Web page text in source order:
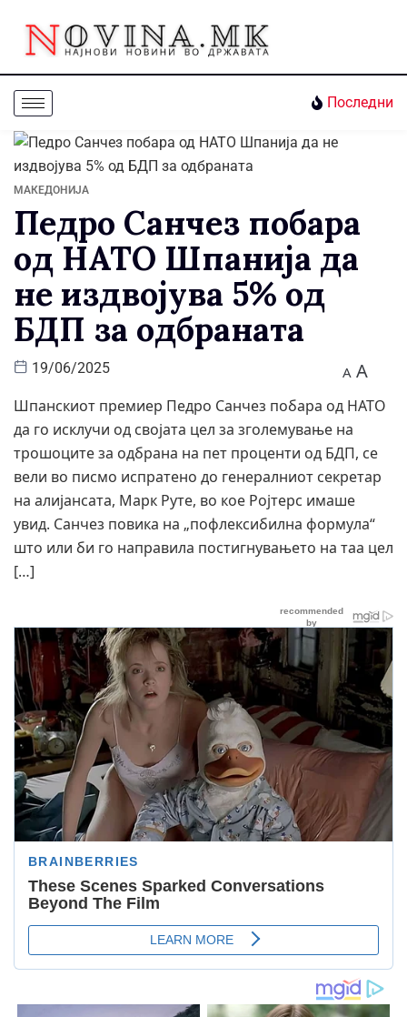
Последни
МАКЕДОНИЈА
Педро Санчез побара
од НАТО Шпанија да
не издвојува 5% од
БДП за одбраната
19/06/2025 A A
Шпанскиот премиер Педро Санчез побара од НАТО
да го исклучи од својата цел за зголемување на
трошоците за одбрана на пет проценти од БДП, се
вели во писмо испратено до генералниот секретар
на алијансата, Марк Руте, во кое Ројтерс имаше
увид. Санчез повика на „пофлексибилна формула“
што или би го направила постигнувањето на таа цел
[…]